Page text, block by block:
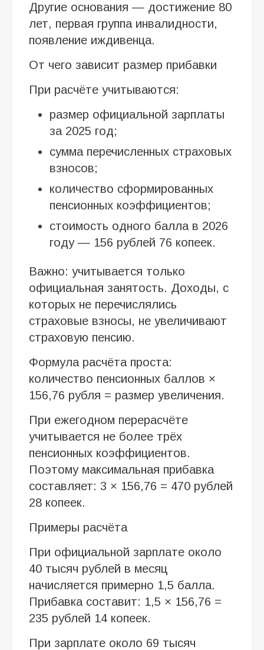
Другие основания — достижение 80
лет, первая группа инвалидности,
появление иждивенца.
От чего зависит размер прибавки
При расчёте учитываются:
размер официальной зарплаты
за 2025 год;
сумма перечисленных страховых
взносов;
количество сформированных
пенсионных коэффициентов;
стоимость одного балла в 2026
году — 156 рублей 76 копеек.
Важно: учитывается только
официальная занятость. Доходы, с
которых не перечислялись
страховые взносы, не увеличивают
страховую пенсию.
Формула расчёта проста:
количество пенсионных баллов ×
156,76 рубля = размер увеличения.
При ежегодном перерасчёте
учитывается не более трёх
пенсионных коэффициентов.
Поэтому максимальная прибавка
составляет: 3 × 156,76 = 470 рублей
28 копеек.
Примеры расчёта
При официальной зарплате около
40 тысяч рублей в месяц
начисляется примерно 1,5 балла.
Прибавка составит: 1,5 × 156,76 =
235 рублей 14 копеек.
При зарплате около 69 тысяч